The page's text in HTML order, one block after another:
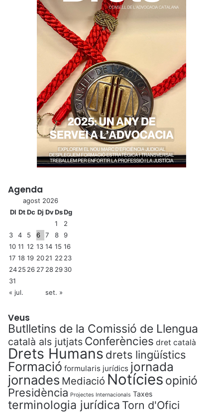
Agenda
agost 2026
Dl DtDc Dj DvDsDg
1
2
3
4 5 6 7 8
9
10 11 12 13 14 15 16
17 18 19 2021 22 23
2425 26 27 28 2930
31
« jul.
set. »
Veus
Butlletins de la Comissió de Llengua
català als jutjats Conferències dret català
Drets Humans drets lingüístics
Formació formularis jurídics jornada
jornades Mediació Notícies opinió
Presidència Projectes Internacionals Taxes
terminologia jurídica Torn d'Ofici